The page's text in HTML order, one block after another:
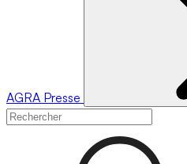
AGRA Presse